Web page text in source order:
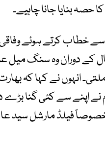
بنایا جانا چاہیے۔
خطاب کرتے ہوئے
ملتی۔ انہوں نے کہا کہ
نے اپنے سے کئی گنا بڑے
فیلڈ مارشل سید